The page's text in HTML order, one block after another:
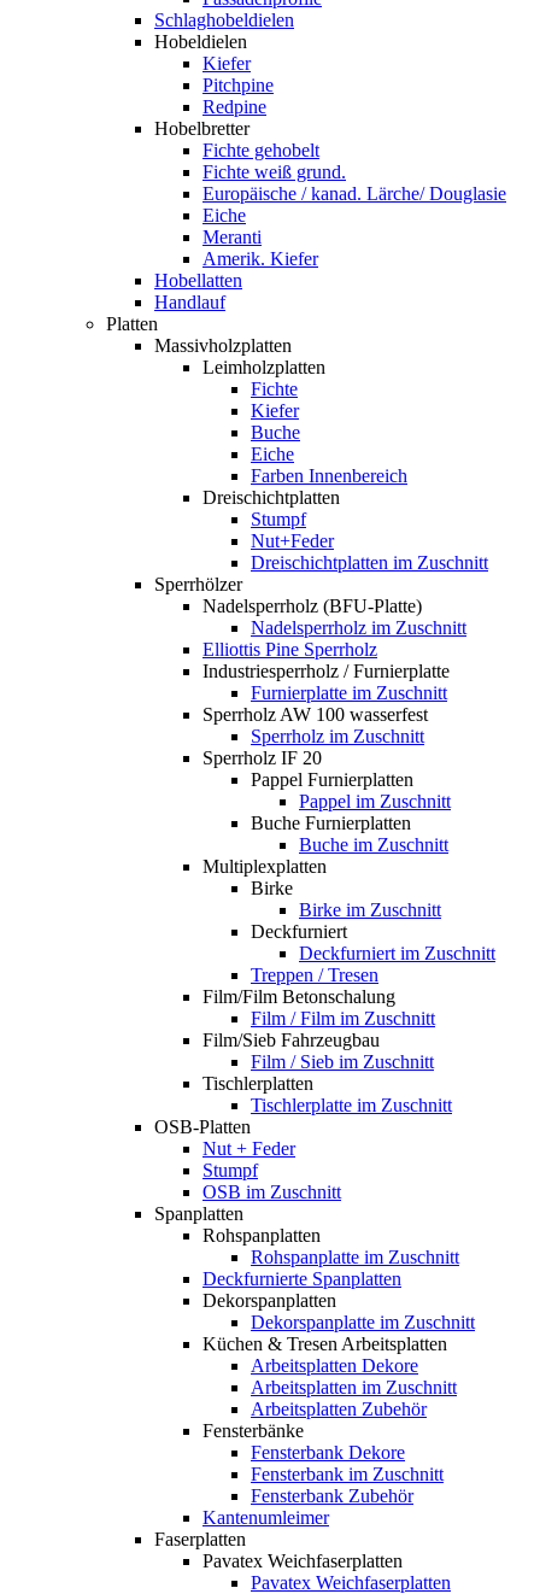
Schlaghobeldielen
Hobeldielen
Kiefer
Pitchpine
Redpine
Hobelbretter
Fichte gehobelt
Fichte weiß grund.
Europäische / kanad. Lärche/ Douglasie
Eiche
Meranti
Amerik. Kiefer
Hobellatten
Handlauf
Platten
Massivholzplatten
Leimholzplatten
Fichte
Kiefer
Buche
Eiche
Farben Innenbereich
Dreischichtplatten
Stumpf
Nut+Feder
Dreischichtplatten im Zuschnitt
Sperrhölzer
Nadelsperrholz (BFU-Platte)
Nadelsperrholz im Zuschnitt
Elliottis Pine Sperrholz
Industriesperrholz / Furnierplatte
Furnierplatte im Zuschnitt
Sperrholz AW 100 wasserfest
Sperrholz im Zuschnitt
Sperrholz IF 20
Pappel Furnierplatten
Pappel im Zuschnitt
Buche Furnierplatten
Buche im Zuschnitt
Multiplexplatten
Birke
Birke im Zuschnitt
Deckfurniert
Deckfurniert im Zuschnitt
Treppen / Tresen
Film/Film Betonschalung
Film / Film im Zuschnitt
Film/Sieb Fahrzeugbau
Film / Sieb im Zuschnitt
Tischlerplatten
Tischlerplatte im Zuschnitt
OSB-Platten
Nut + Feder
Stumpf
OSB im Zuschnitt
Spanplatten
Rohspanplatten
Rohspanplatte im Zuschnitt
Deckfurnierte Spanplatten
Dekorspanplatten
Dekorspanplatte im Zuschnitt
Küchen & Tresen Arbeitsplatten
Arbeitsplatten Dekore
Arbeitsplatten im Zuschnitt
Arbeitsplatten Zubehör
Fensterbänke
Fensterbank Dekore
Fensterbank im Zuschnitt
Fensterbank Zubehör
Kantenumleimer
Faserplatten
Pavatex Weichfaserplatten
Pavatex Weichfaserplatten